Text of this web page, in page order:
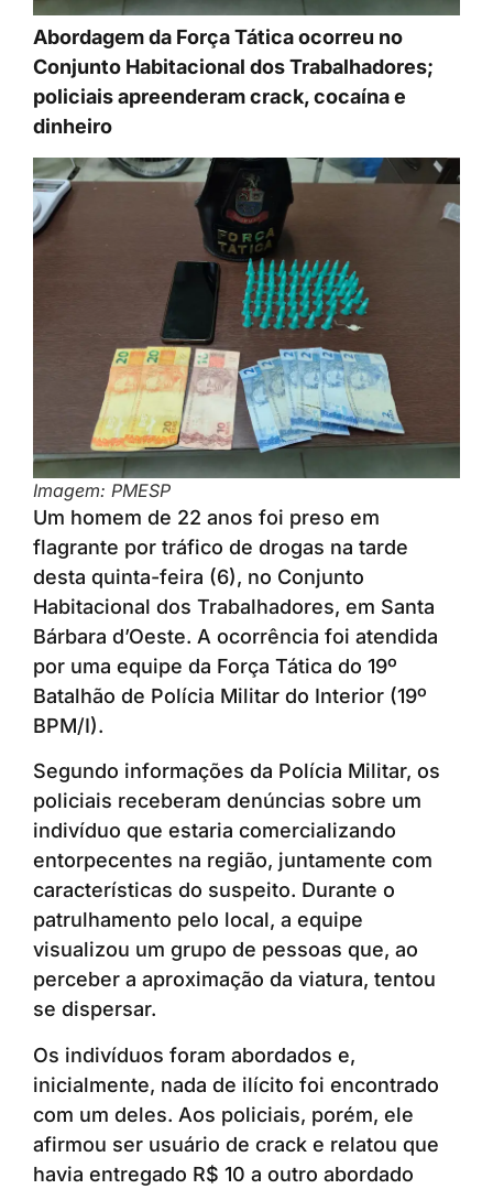
Abordagem da Força Tática ocorreu no
Conjunto Habitacional dos Trabalhadores;
policiais apreenderam crack, cocaína e
dinheiro
Imagem: PMESP
Um homem de 22 anos foi preso em
flagrante por tráfico de drogas na tarde
desta quinta-feira (6), no Conjunto
Habitacional dos Trabalhadores, em Santa
Bárbara d’Oeste. A ocorrência foi atendida
por uma equipe da Força Tática do 19º
Batalhão de Polícia Militar do Interior (19º
BPM/I).
Segundo informações da Polícia Militar, os
policiais receberam denúncias sobre um
indivíduo que estaria comercializando
entorpecentes na região, juntamente com
características do suspeito. Durante o
patrulhamento pelo local, a equipe
visualizou um grupo de pessoas que, ao
perceber a aproximação da viatura, tentou
se dispersar.
Os indivíduos foram abordados e,
inicialmente, nada de ilícito foi encontrado
com um deles. Aos policiais, porém, ele
afirmou ser usuário de crack e relatou que
havia entregado R$ 10 a outro abordado